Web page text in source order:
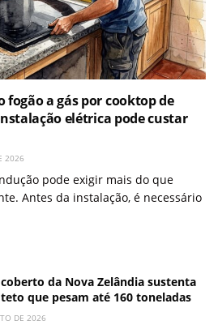
a gás por cooktop de
elétrica pode custar
2026
pode exigir mais do que
Antes da instalação, é necessário
da Nova Zelândia sustenta
que pesam até 160 toneladas
DE 2026